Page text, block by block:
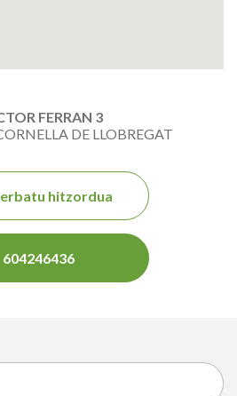
FERRAN 3
DE LLOBREGAT
hitzordua
604246436